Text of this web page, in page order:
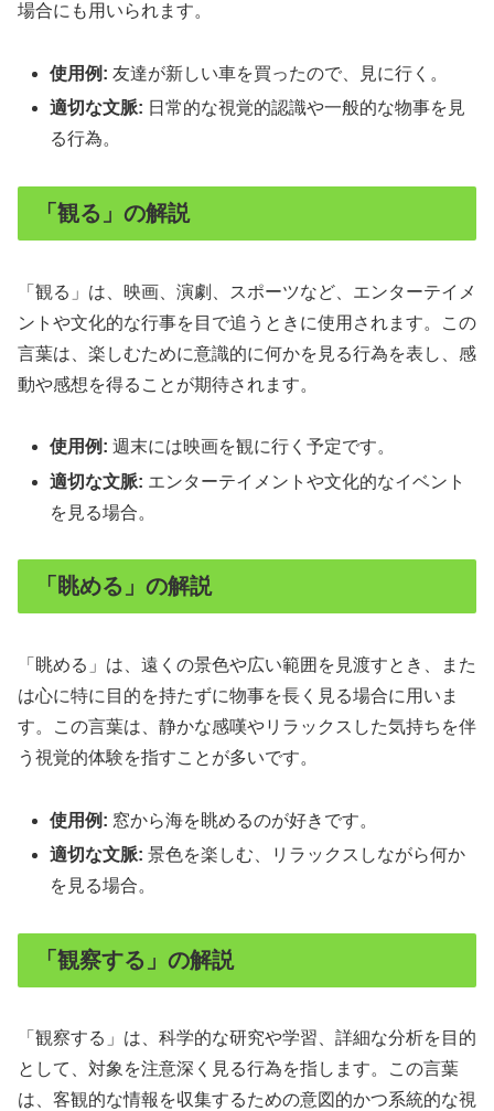
場合にも用いられます。
使用例: 友達が新しい車を買ったので、見に行く。
適切な文脈: 日常的な視覚的認識や一般的な物事を見
る行為。
「観る」の解説
「観る」は、映画、演劇、スポーツなど、エンターテイメ
ントや文化的な行事を目で追うときに使用されます。この
言葉は、楽しむために意識的に何かを見る行為を表し、感
動や感想を得ることが期待されます。
使用例: 週末には映画を観に行く予定です。
適切な文脈: エンターテイメントや文化的なイベント
を見る場合。
「眺める」の解説
「眺める」は、遠くの景色や広い範囲を見渡すとき、また
は心に特に目的を持たずに物事を長く見る場合に用いま
す。この言葉は、静かな感嘆やリラックスした気持ちを伴
う視覚的体験を指すことが多いです。
使用例: 窓から海を眺めるのが好きです。
適切な文脈: 景色を楽しむ、リラックスしながら何か
を見る場合。
「観察する」の解説
「観察する」は、科学的な研究や学習、詳細な分析を目的
として、対象を注意深く見る行為を指します。この言葉
は、客観的な情報を収集するための意図的かつ系統的な視